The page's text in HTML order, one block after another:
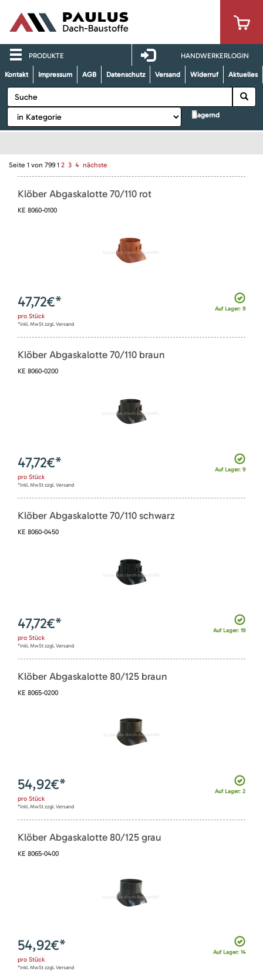
PRODUKTE HANDWERKERLOGIN
Kontakt Impressum AGB Datenschutz Versand Widerruf Aktuelles
lagernd
Seite 1 von 799 1 2 3 4 nächste
Klöber Abgaskalotte 70/110 rot
KE 8060-0100
Auf Lager: 9
47,72€*
pro Stück
*inkl. MwSt zzgl. Versand
Klöber Abgaskalotte 70/110 braun
KE 8060-0200
Auf Lager: 9
47,72€*
pro Stück
*inkl. MwSt zzgl. Versand
Klöber Abgaskalotte 70/110 schwarz
KE 8060-0450
Auf Lager: 19
47,72€*
pro Stück
*inkl. MwSt zzgl. Versand
Klöber Abgaskalotte 80/125 braun
KE 8065-0200
Auf Lager: 2
54,92€*
pro Stück
*inkl. MwSt zzgl. Versand
Klöber Abgaskalotte 80/125 grau
KE 8065-0400
Auf Lager: 14
54,92€*
pro Stück
*inkl. MwSt zzgl. Versand